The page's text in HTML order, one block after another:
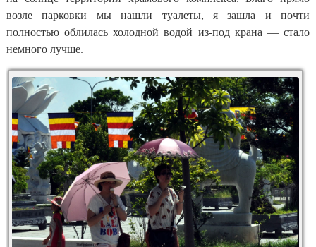
возле парковки мы нашли туалеты, я зашла и почти
полностью облилась холодной водой из-под крана — стало
немного лучше.